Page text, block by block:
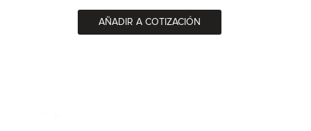
AÑADIR A COTIZACIÓN